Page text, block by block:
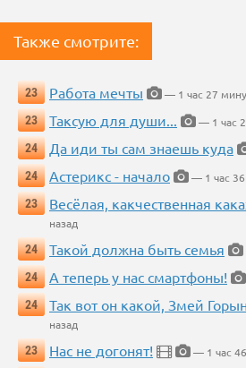
Также смотрите:
23 Работа мечты
— 1 час 27
23
Таксую для души...
— 1 час
24
Да иди ты сам знаешь куда
24
Астерикс - начало
— 1 час
23
Весёлая, какчественная
назад
24
Такой должна быть семья
24
А теперь у нас смартфоны!
24
Так вот он какой, Змей
назад
23
Нас не догонят!
— 1 час